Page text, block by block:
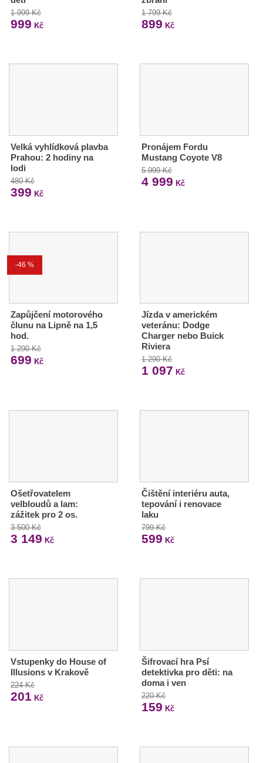
1 999 Kč
999 Kč
1 799 Kč
899 Kč
Velká vyhlídková plavba
Prahou: 2 hodiny na
lodi
480 Kč
399 Kč
Pronájem Fordu
Mustang Coyote V8
5 999 Kč
4 999 Kč
-46 %
Zapůjčení motorového
člunu na Lipně na 1,5
hod.
1 290 Kč
699 Kč
Jízda v americkém
veteránu: Dodge
Charger nebo Buick
Riviera
1 290 Kč
1 097 Kč
Ošetřovatelem
velbloudů a lam:
zážitek pro 2 os.
3 500 Kč
3 149 Kč
Čištění interiéru auta,
tepování i renovace
laku
799 Kč
599 Kč
Vstupenky do House of
Illusions v Krakově
224 Kč
201 Kč
Šifrovací hra Psí
detektivka pro děti: na
doma i ven
220 Kč
159 Kč